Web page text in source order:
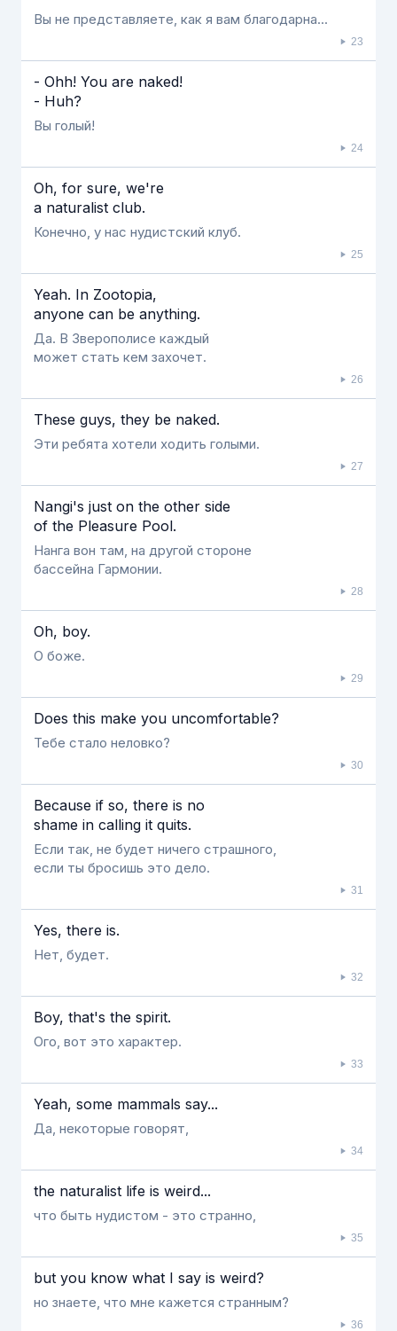
Вы не представляете, как я вам благодарна...
23
- Ohh! You are naked!
- Huh?
Вы голый!
24
Oh, for sure, we're
a naturalist club.
Конечно, у нас нудистский клуб.
25
Yeah. In Zootopia,
anyone can be anything.
Да. В Зверополисе каждый
может стать кем захочет.
26
These guys, they be naked.
Эти ребята хотели ходить голыми.
27
Nangi's just on the other side
of the Pleasure Pool.
Нанга вон там, на другой стороне
бассейна Гармонии.
28
Oh, boy.
О боже.
29
Does this make you uncomfortable?
Тебе стало неловко?
30
Because if so, there is no
shame in calling it quits.
Если так, не будет ничего страшного,
если ты бросишь это дело.
31
Yes, there is.
Нет, будет.
32
Boy, that's the spirit.
Ого, вот это характер.
33
Yeah, some mammals say...
Да, некоторые говорят,
34
the naturalist life is weird...
что быть нудистом - это странно,
35
but you know what I say is weird?
но знаете, что мне кажется странным?
36